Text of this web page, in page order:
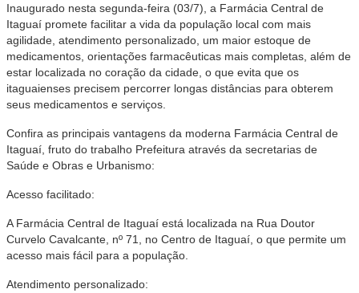
Inaugurado nesta segunda-feira (03/7), a Farmácia Central de
Itaguaí promete facilitar a vida da população local com mais
agilidade, atendimento personalizado, um maior estoque de
medicamentos, orientações farmacêuticas mais completas, além de
estar localizada no coração da cidade, o que evita que os
itaguaienses precisem percorrer longas distâncias para obterem
seus medicamentos e serviços.
Confira as principais vantagens da moderna Farmácia Central de
Itaguaí, fruto do trabalho Prefeitura através da secretarias de
Saúde e Obras e Urbanismo:
Acesso facilitado:
A Farmácia Central de Itaguaí está localizada na Rua Doutor
Curvelo Cavalcante, nº 71, no Centro de Itaguaí, o que permite um
acesso mais fácil para a população.
Atendimento personalizado: